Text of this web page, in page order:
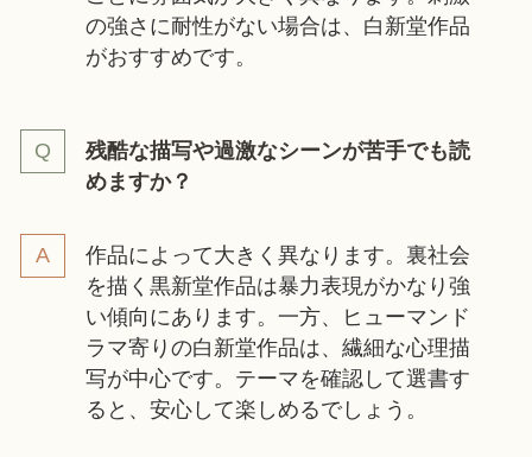
の強さに耐性がない場合は、白新堂作品
がおすすめです。
残酷な描写や過激なシーンが苦手でも読
めますか？
作品によって大きく異なります。裏社会
を描く黒新堂作品は暴力表現がかなり強
い傾向にあります。一方、ヒューマンド
ラマ寄りの白新堂作品は、繊細な心理描
写が中心です。テーマを確認して選書す
ると、安心して楽しめるでしょう。